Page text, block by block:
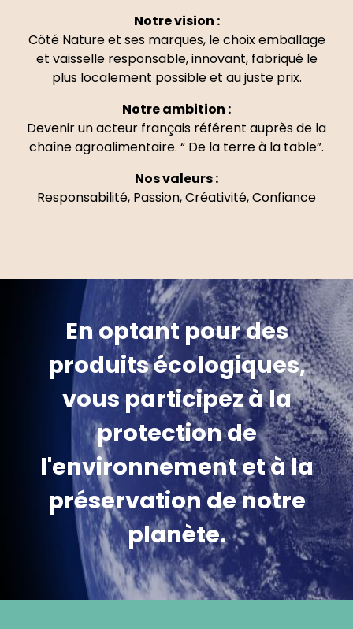
Notre vision :
Côté Nature et ses marques, le choix emballage
et vaisselle responsable, innovant, fabriqué le
plus localement possible et au juste prix.
Notre ambition :
Devenir un acteur français référent auprès de la
chaîne agroalimentaire. “ De la terre à la table”.
Nos valeurs :
Responsabilité, Passion, Créativité, Confiance
En optant pour des
produits écologiques,
vous participez à la
protection de
l'environnement et à la
préservation de notre
planète.